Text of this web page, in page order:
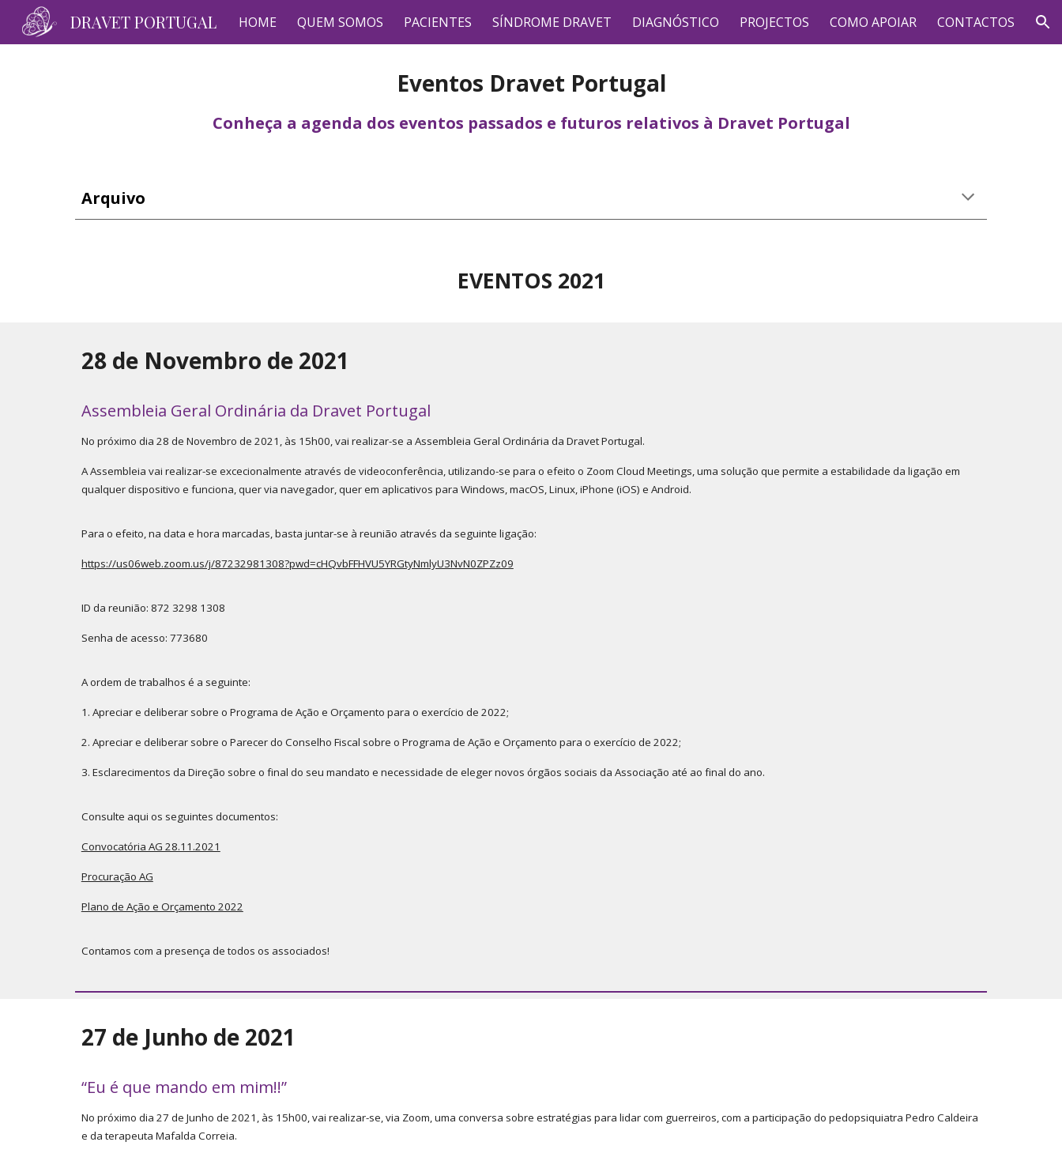
Skip to main content Skip to navigation
DRAVET PORTUGAL HOME QUEM SOMOS PACIENTES SÍNDROME DRAVET DIAGNÓSTICO PROJECTOS COMO APOIAR CONTACTOS
Eventos Dravet Portugal
Conheça a agenda dos eventos passados e futuros relativos à Dravet Portugal
Arquivo
EVENTOS 2021
28 de Novembro de 2021
Assembleia Geral Ordinária da Dravet Portugal
No próximo dia 28 de Novembro de 2021, às 15h00, vai realizar-se a Assembleia Geral Ordinária da Dravet Portugal.
A Assembleia vai realizar-se excecionalmente através de videoconferência, utilizando-se para o efeito o Zoom Cloud Meetings, uma solução que permite a estabilidade da ligação em
qualquer dispositivo e funciona, quer via navegador, quer em aplicativos para Windows, macOS, Linux, iPhone (iOS) e Android.
Para o efeito, na data e hora marcadas, basta juntar-se à reunião através da seguinte ligação:
https://us06web.zoom.us/j/87232981308?pwd=cHQvbFFHVU5YRGtyNmlyU3NvN0ZPZz09
ID da reunião: 872 3298 1308
Senha de acesso: 773680
A ordem de trabalhos é a seguinte:
1. Apreciar e deliberar sobre o Programa de Ação e Orçamento para o exercício de 2022;
2. Apreciar e deliberar sobre o Parecer do Conselho Fiscal sobre o Programa de Ação e Orçamento para o exercício de 2022;
3. Esclarecimentos da Direção sobre o final do seu mandato e necessidade de eleger novos órgãos sociais da Associação até ao final do ano.
Consulte aqui os seguintes documentos:
Convocatória AG 28.11.2021
Procuração AG
Plano de Ação e Orçamento 2022
Contamos com a presença de todos os associados!
27 de Junho de 2021
“Eu é que mando em mim!!”
No próximo dia 27 de Junho de 2021, às 15h00, vai realizar-se, via Zoom, uma conversa sobre estratégias para lidar com guerreiros, com a participação do pedopsiquiatra Pedro Caldeira
e da terapeuta Mafalda Correia.